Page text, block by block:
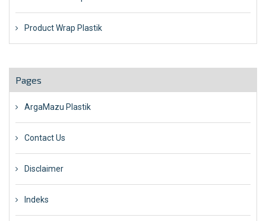
Product Wrap Plastik
Pages
ArgaMazu Plastik
Contact Us
Disclaimer
Indeks